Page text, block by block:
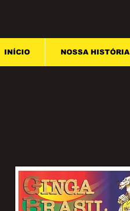
INÍCIO NOSSA HISTÓRIA